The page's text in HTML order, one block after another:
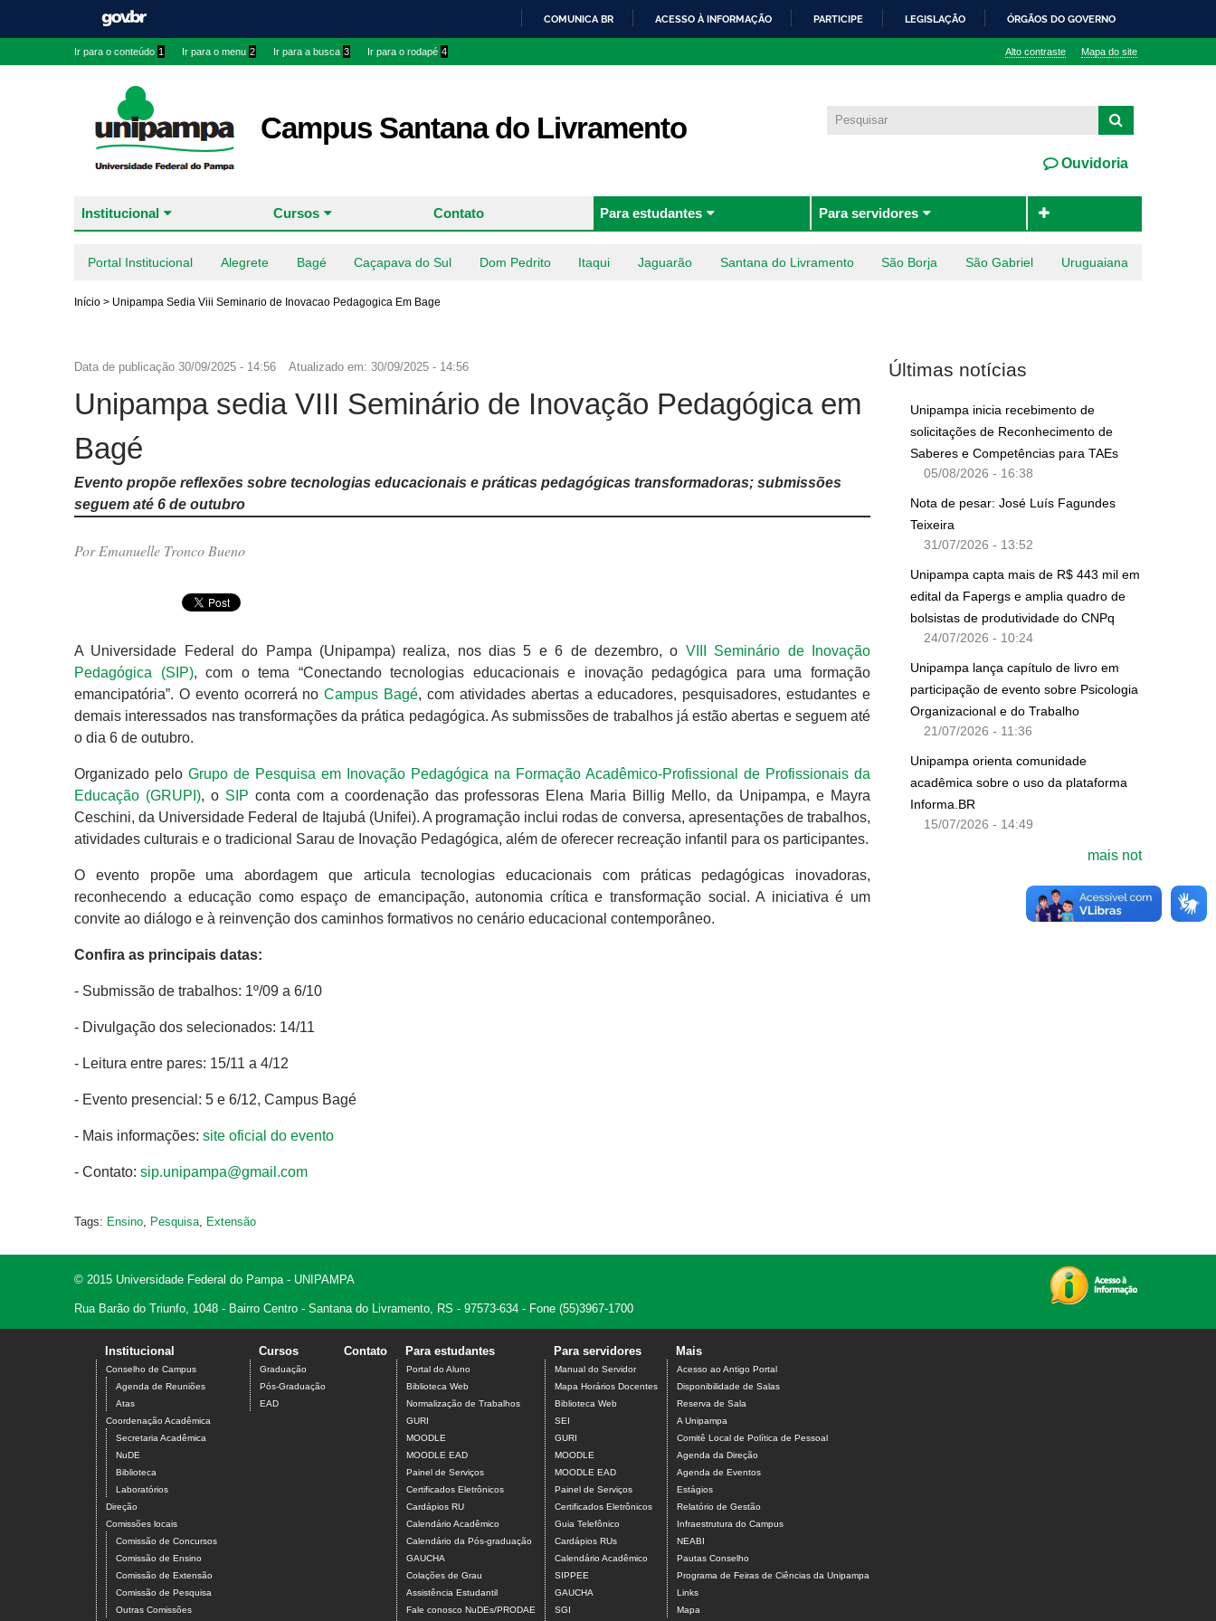
COMUNICA BR ACESSO À INFORMAÇÃO PARTICIPE LEGISLAÇÃO ÓRGÃOS DO GOVERNO
Ir para o conteúdo 1 Ir para o menu 2 Ir para a busca 3 Ir para o rodapé 4 Alto contraste Mapa do site
Campus Santana do Livramento
Ouvidoria
Institucional Cursos Contato Para estudantes Para servidores
Portal Institucional Alegrete Bagé Caçapava do Sul Dom Pedrito Itaqui Jaguarão Santana do Livramento São Borja São Gabriel Uruguaiana
Início > Unipampa Sedia Viii Seminario de Inovacao Pedagogica Em Bage
Data de publicação 30/09/2025 - 14:56 Atualizado em: 30/09/2025 - 14:56
Unipampa sedia VIII Seminário de Inovação Pedagógica em
Bagé
Evento propõe reflexões sobre tecnologias educacionais e práticas pedagógicas transformadoras; submissões
seguem até 6 de outubro
Por Emanuelle Tronco Bueno
A Universidade Federal do Pampa (Unipampa) realiza, nos dias 5 e 6 de dezembro, o VIII Seminário de Inovação
Pedagógica (SIP), com o tema “Conectando tecnologias educacionais e inovação pedagógica para uma formação
emancipatória”. O evento ocorrerá noCampus Bagé, com atividades abertas a educadores, pesquisadores, estudantes e
demais interessados nas transformações da prática pedagógica. As submissões de trabalhos já estão abertas e seguem até
o dia 6 de outubro.
Organizado pelo Grupo de Pesquisa em Inovação Pedagógica na Formação Acadêmico-Profissional de Profissionais da
Educação (GRUPI), o SIP conta com a coordenação das professoras Elena Maria Billig Mello, da Unipampa, e Mayra
Ceschini, da Universidade Federal de Itajubá (Unifei). A programação inclui rodas de conversa, apresentações de trabalhos,
atividades culturais e o tradicional Sarau de Inovação Pedagógica, além de oferecer recreação infantil para os participantes.
O evento propõe uma abordagem que articula tecnologias educacionais com práticas pedagógicas inovadoras,
reconhecendo a educação como espaço de emancipação, autonomia crítica e transformação social. A iniciativa é um
convite ao diálogo e à reinvenção dos caminhos formativos no cenário educacional contemporâneo.
Confira as principais datas:
- Submissão de trabalhos: 1º/09 a 6/10
- Divulgação dos selecionados: 14/11
- Leitura entre pares: 15/11 a 4/12
- Evento presencial: 5 e 6/12, Campus Bagé
- Mais informações: site oficial do evento
- Contato: sip.unipampa@gmail.com
Tags: Ensino Pesquisa Extensão
Últimas notícias
Unipampa inicia recebimento de
solicitações de Reconhecimento de
Saberes e Competências para TAEs
05/08/2026 - 16:38
Nota de pesar: José Luís Fagundes
Teixeira
31/07/2026 - 13:52
Unipampa capta mais de R$ 443 mil em
edital da Fapergs e amplia quadro de
bolsistas de produtividade do CNPq
24/07/2026 - 10:24
Unipampa lança capítulo de livro em
participação de evento sobre Psicologia
Organizacional e do Trabalho
21/07/2026 - 11:36
Unipampa orienta comunidade
acadêmica sobre o uso da plataforma
Informa.BR
15/07/2026 - 14:49
mais not
© 2015 Universidade Federal do Pampa - UNIPAMPA
Rua Barão do Triunfo, 1048 - Bairro Centro - Santana do Livramento, RS - 97573-634 - Fone (55)3967-1700
Institucional
Conselho de Campus
Agenda de Reuniões
Atas
Coordenação Acadêmica
Secretaria Acadêmica
NuDE
Biblioteca
Laboratórios
Direção
Comissões locais
Comissão de Concursos
Comissão de Ensino
Comissão de Extensão
Comissão de Pesquisa
Outras Comissões
Cursos
Graduação
Pós-Graduação
EAD
Contato Para estudantes
Portal do Aluno
Biblioteca Web
Normalização de Trabalhos
GURI
MOODLE
MOODLE EAD
Painel de Serviços
Certificados Eletrônicos
Cardápios RU
Calendário Acadêmico
Calendário da Pós-graduação
GAUCHA
Colações de Grau
Assistência Estudantil
Fale conosco NuDEs/PRODAE
Para servidores
Manual do Servidor
Mapa Horários Docentes
Biblioteca Web
SEI
GURI
MOODLE
MOODLE EAD
Painel de Serviços
Certificados Eletrônicos
Guia Telefônico
Cardápios RUs
Calendário Acadêmico
SIPPEE
GAUCHA
SGI
Mais
Acesso ao Antigo Portal
Disponibilidade de Salas
Reserva de Sala
A Unipampa
Comitê Local de Política de Pessoal
Agenda da Direção
Agenda de Eventos
Estágios
Relatório de Gestão
Infraestrutura do Campus
NEABI
Pautas Conselho
Programa de Feiras de Ciências da Unipampa
Links
Mapa